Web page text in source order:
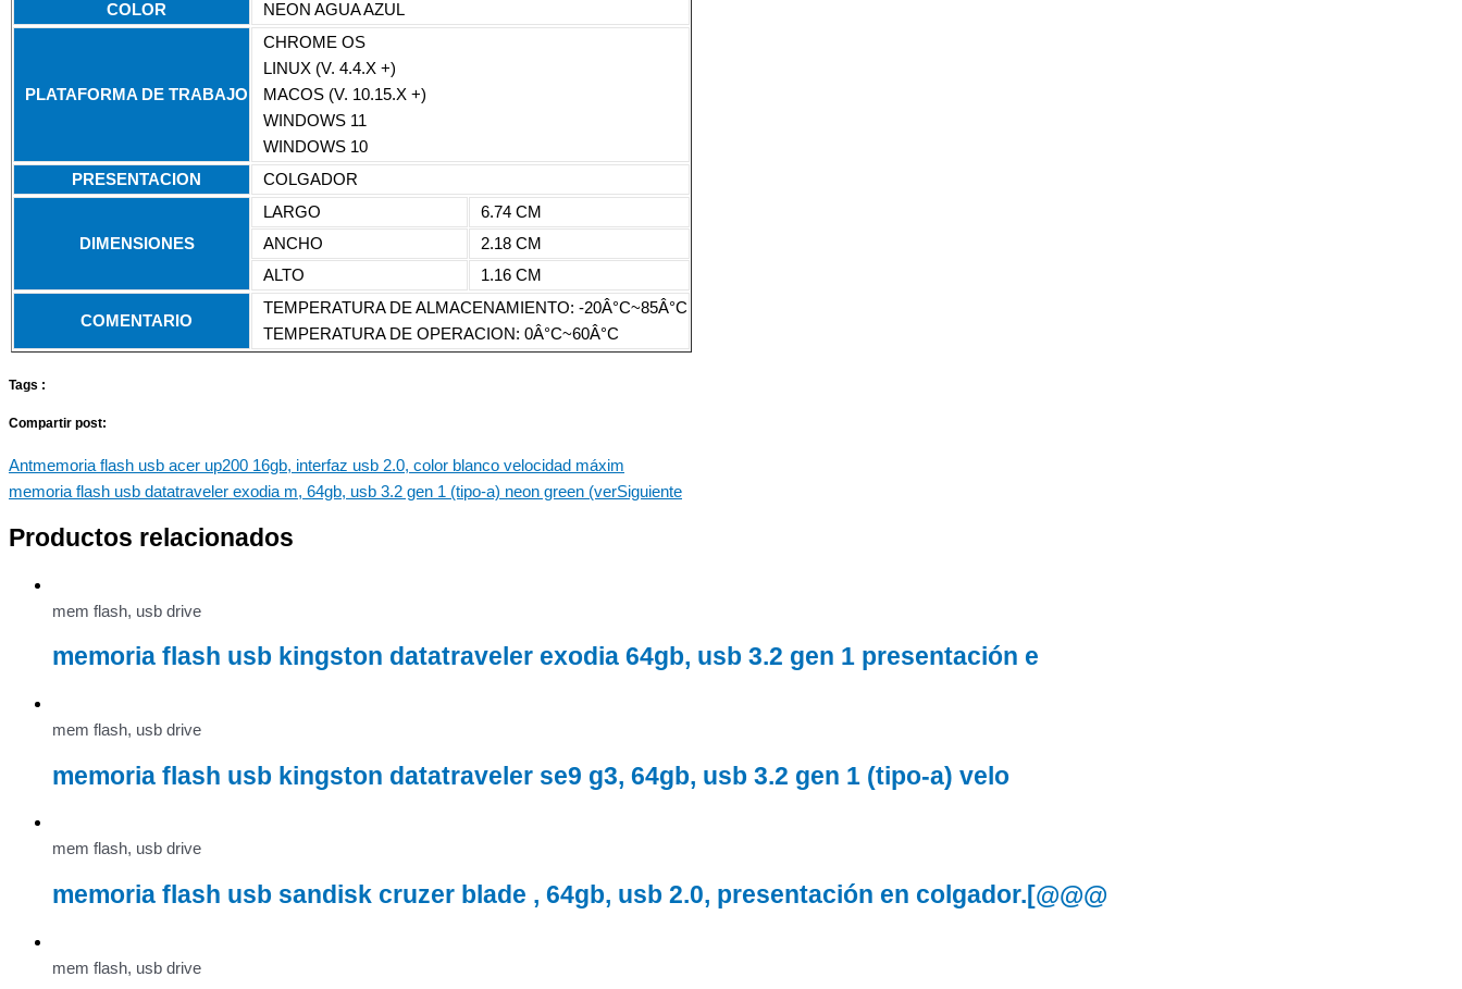
COLOR NEON AGUA AZUL
PLATAFORMA DE TRABAJO
CHROME OS
LINUX (V. 4.4.X +)
MACOS (V. 10.15.X +)
WINDOWS 11
WINDOWS 10
PRESENTACION
COLGADOR
DIMENSIONES
LARGO
6.74 CM
ANCHO
2.18 CM
ALTO
1.16 CM
COMENTARIO
TEMPERATURA DE ALMACENAMIENTO: -20Â°C~85Â°C
TEMPERATURA DE OPERACION: 0Â°C~60Â°C
Tags :
Compartir post:
Antmemoria flash usb acer up200 16gb, interfaz usb 2.0, color blanco velocidad máxim
memoria flash usb datatraveler exodia m, 64gb, usb 3.2 gen 1 (tipo-a) neon green (verSiguiente
Productos relacionados
mem flash, usb drive
memoria flash usb kingston datatraveler exodia 64gb, usb 3.2 gen 1 presentación e
mem flash, usb drive
memoria flash usb kingston datatraveler se9 g3, 64gb, usb 3.2 gen 1 (tipo-a) velo
mem flash, usb drive
memoria flash usb sandisk cruzer blade , 64gb, usb 2.0, presentación en colgador.[@@@
mem flash, usb drive